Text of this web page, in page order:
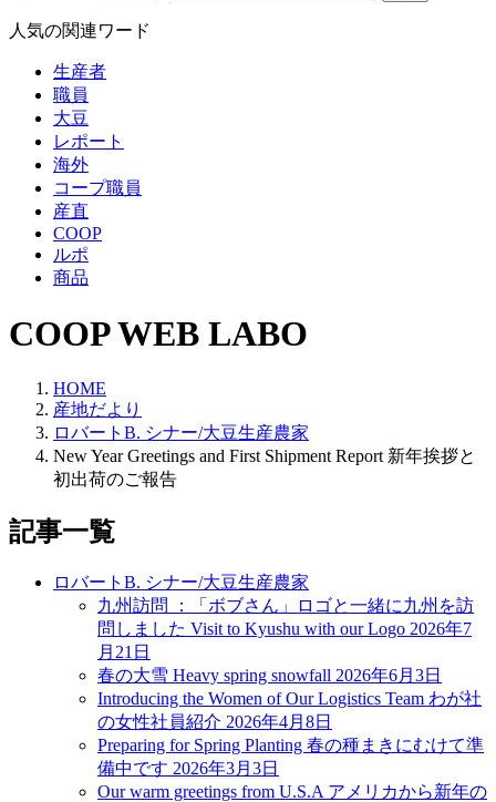
人気の関連ワード
生産者
職員
大豆
レポート
海外
コープ職員
産直
COOP
ルポ
商品
COOP WEB LABO
HOME
産地だより
ロバートB. シナー/大豆生産農家
New Year Greetings and First Shipment Report 新年挨拶と
初出荷のご報告
記事一覧
ロバートB. シナー/大豆生産農家
九州訪問 ：「ボブさん」ロゴと一緒に九州を訪
問しました Visit to Kyushu with our Logo 2026年7
月21日
春の大雪 Heavy spring snowfall 2026年6月3日
Introducing the Women of Our Logistics Team わが社
の女性社員紹介 2026年4月8日
Preparing for Spring Planting 春の種まきにむけて準
備中です 2026年3月3日
Our warm greetings from U.S.A アメリカから新年の